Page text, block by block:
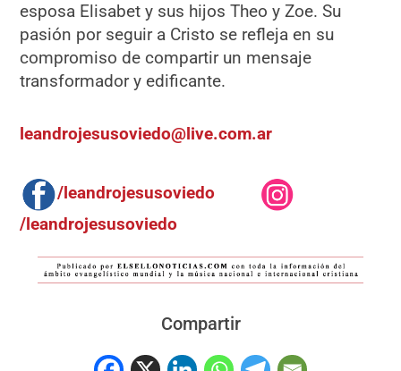
esposa Elisabet y sus hijos Theo y Zoe. Su
pasión por seguir a Cristo se refleja en su
compromiso de compartir un mensaje
transformador y edificante.
leandrojesusoviedo@live.com.ar
/leandrojesusoviedo
/leandrojesusoviedo
Compartir